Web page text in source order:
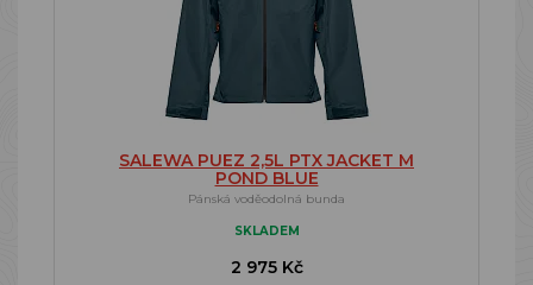
SALEWA PUEZ 2,5L PTX JACKET M
POND BLUE
Pánská voděodolná bunda
SKLADEM
2 975 Kč